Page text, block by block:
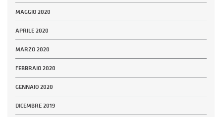
MAGGIO 2020
APRILE 2020
MARZO 2020
FEBBRAIO 2020
GENNAIO 2020
DICEMBRE 2019